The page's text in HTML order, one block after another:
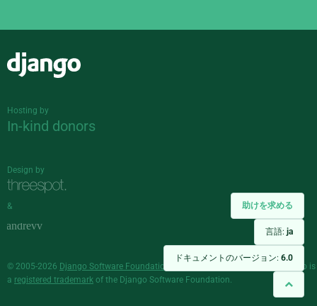
助けを求める
言語: ja
ドキュメントのバージョン: 6.0
Hosting by
In-kind donors
Design by
&
© 2005-2026 Django Software Foundation
and individual contributors. Django is
a registered trademark of the Django Software Foundation.